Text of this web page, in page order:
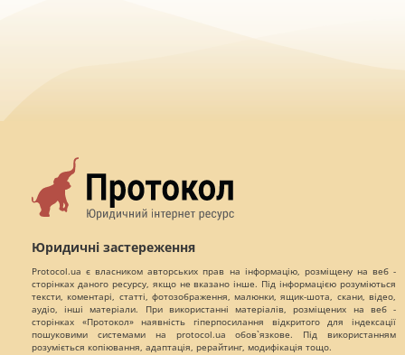
Юридичні застереження
Protocol.ua є власником авторських прав на інформацію, розміщену на веб -
сторінках даного ресурсу, якщо не вказано інше. Під інформацією розуміються
тексти, коментарі, статті, фотозображення, малюнки, ящик-шота, скани, відео,
аудіо, інші матеріали. При використанні матеріалів, розміщених на веб -
сторінках «Протокол» наявність гіперпосилання відкритого для індексації
пошуковими системами на protocol.ua обов`язкове. Під використанням
розуміється копіювання, адаптація, рерайтинг, модифікація тощо.